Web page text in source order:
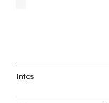
Infos